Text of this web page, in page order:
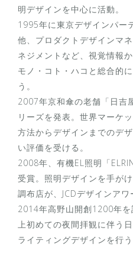
明デザインを中心に活動。
1995年に東京デザインパー
他、プロダクトデザインマ
ネジメントなど、視覚情報
モノ・コト・ハコと総合的
う。
2007年京和傘の老舗「日吉
リーズを発表。世界マーケ
方法からデザインまでのデ
い評価を受ける。
2008年、有機EL照明「
受賞。照明デザインを手が
調布店が、JCDデザインアワ
2014年高野山開創1200年
上初めての夜間拝観に伴う
ライティングデザインを行う